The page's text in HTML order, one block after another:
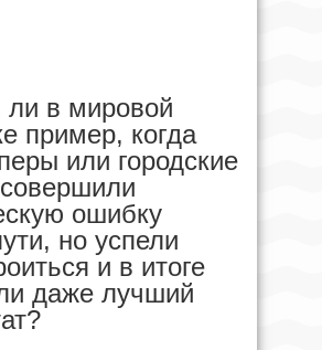
в мировой
пример, когда
или городские
ошибку
но успели
и в итоге
даже лучший